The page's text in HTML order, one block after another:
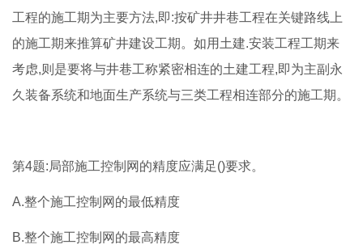
工程的施工期为主要方法,即:按矿井井巷工程在关键路线上
的施工期来推算矿井建设工期。如用土建.安装工程工期来
考虑,则是要将与井巷工称紧密相连的土建工程,即为主副永
久装备系统和地面生产系统与三类工程相连部分的施工期。
第4题:局部施工控制网的精度应满足()要求。
A.整个施工控制网的最低精度
B.整个施工控制网的最高精度